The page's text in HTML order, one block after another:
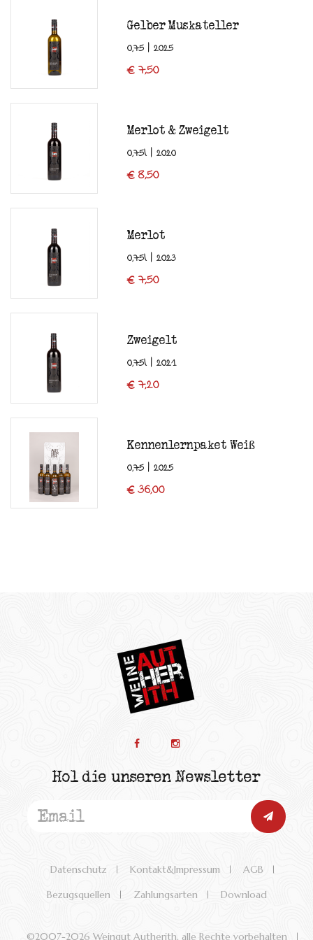
Gelber Muskateller
0,75 | 2025
€ 7,50
Merlot & Zweigelt
0,75l | 2020
€ 8,50
Merlot
0,75l | 2023
€ 7,50
Zweigelt
0,75l | 2021
€ 7,20
Kennenlernpaket Weiß
0,75 | 2025
€ 36,00
Hol die unseren Newsletter
Datenschutz Kontakt&Impressum
AGB
Bezugsquellen
Zahlungsarten Download
©2007-2026 Weingut Autherith, alle Rechte vorbehalten